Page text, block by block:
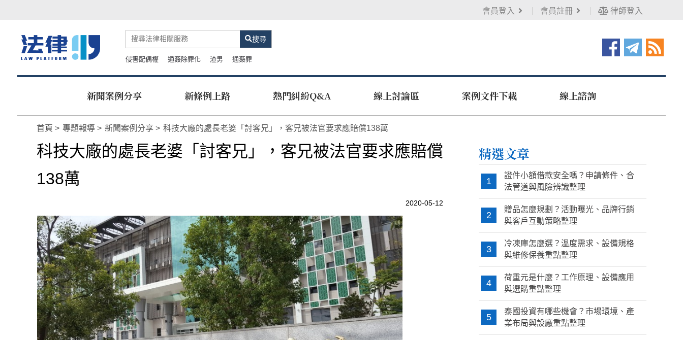
會員登入 會員註冊 律師登入
搜尋
侵害配偶權 通姦除罪化 渣男 通姦罪
新聞案例分享 新條例上路 熱門糾紛Q&A 線上討論區 案例文件下載 線上諮詢
首頁 專題報導 新聞案例分享 科技大廠的處長老婆「討客兄」，客兄被法官要求應賠償138萬
科技大廠的處長老婆「討客兄」，客兄被法官要求應賠償
138萬
2020-05-12
精選文章
1
證件小額借款安全嗎？申請條件、合
法管道與風險辨識整理
2
贈品怎麼規劃？活動曝光、品牌行銷
與客戶互動策略整理
3
冷凍庫怎麼選？溫度需求、設備規格
與維修保養重點整理
4
荷重元是什麼？工作原理、設備應用
與選購重點整理
5
泰國投資有哪些機會？市場環境、產
業布局與設廠重點整理